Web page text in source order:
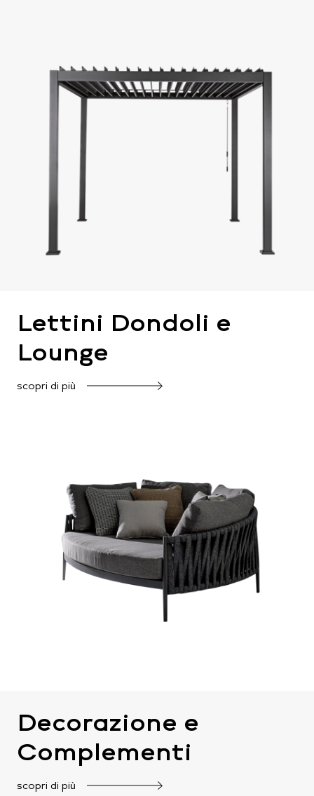
Lettini Dondoli e
Lounge
scopri di più
Decorazione e
Complementi
scopri di più